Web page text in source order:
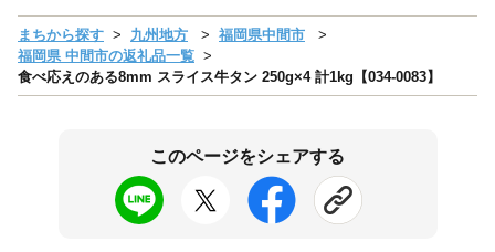
まちから探す 九州地方
福岡県中間市
福岡県 中間市の返礼品一覧
食べ応えのある8mm スライス牛タン 250g×4 計1kg【034-0083】
このページをシェアする